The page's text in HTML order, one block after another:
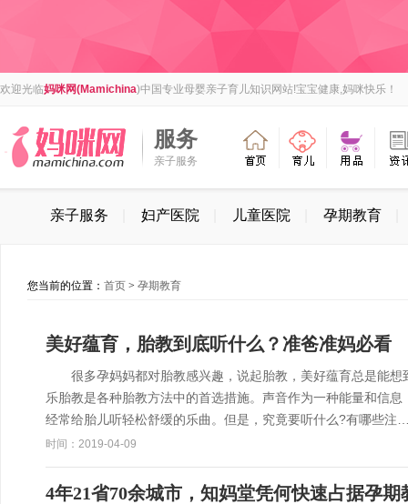
欢迎光临妈咪网(Mamichina)中国专业母婴亲子育儿知识网站!宝宝健康,妈咪快乐！
服务
亲子服务
亲子服务 妇产医院 儿童医院 孕期教育
您当前的位置： 首页 > 孕期教育
美好蕴育，胎教到底听什么？准爸准妈必看
很多孕妈妈都对胎教感兴趣，说起胎教，美好蕴育总是能想
乐胎教是各种胎教方法中的首选措施。声音作为一种能量和信
经常给胎儿听轻松舒缓的乐曲。但是，究竟要听什么?有哪些
时间：2019-04-09
4年21省70余城市，知妈堂凭何快速占据孕期